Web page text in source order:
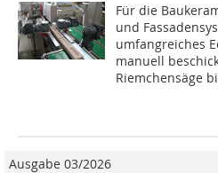
Für die
und
umfangreiches
manuell
Riemchensäge
Ausgabe 03/2026